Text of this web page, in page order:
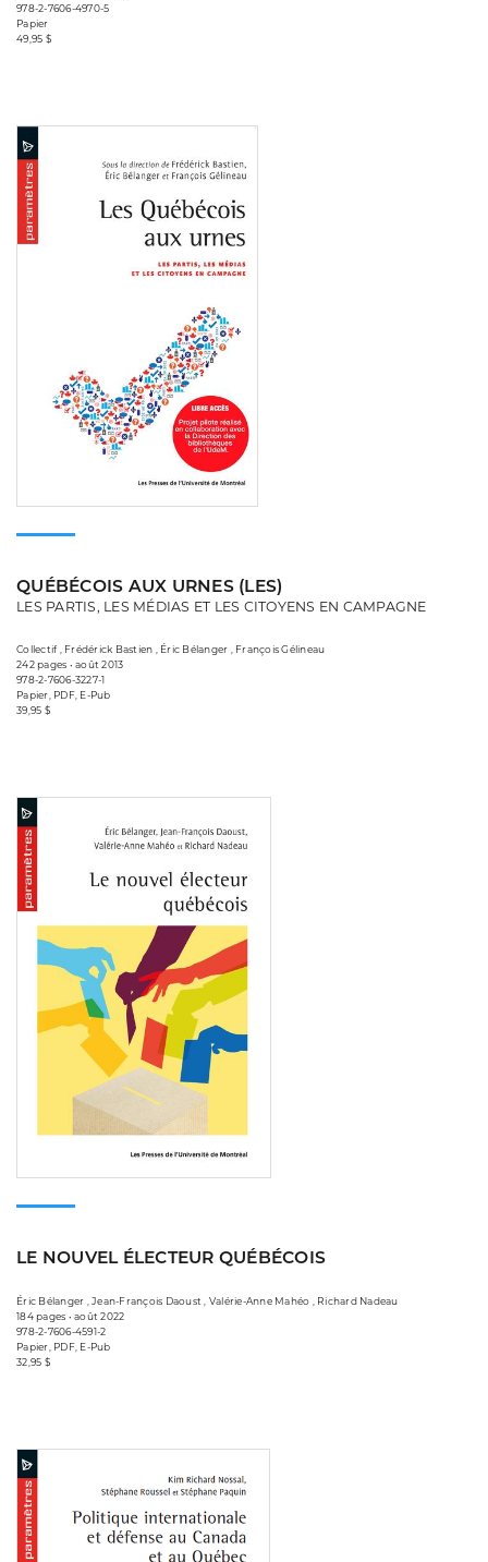
978-2-7606-4970-5
Papier
49,95 $
QUÉBÉCOIS AUX URNES (LES)
LES PARTIS, LES MÉDIAS ET LES CITOYENS EN CAMPAGNE
Collectif , Frédérick Bastien , Éric Bélanger , François Gélineau
242 pages • août 2013
978-2-7606-3227-1
Papier, PDF, E-Pub
39,95 $
LE NOUVEL ÉLECTEUR QUÉBÉCOIS
Éric Bélanger , Jean-François Daoust , Valérie-Anne Mahéo , Richard Nadeau
184 pages • août 2022
978-2-7606-4591-2
Papier, PDF, E-Pub
32,95 $